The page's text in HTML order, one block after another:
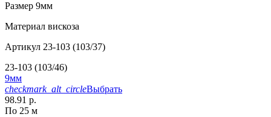
Размер 9мм
Материал вискоза
Артикул 23-103 (103/37)
23-103 (103/46)
9мм
checkmark_alt_circleВыбрать
98.91 р.
По 25 м